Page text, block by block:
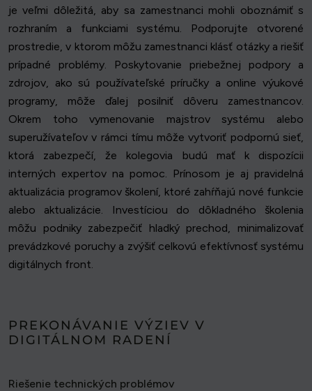
je veľmi dôležitá, aby sa zamestnanci mohli oboznámiť s
rozhraním a funkciami systému. Podporujte otvorené
prostredie, v ktorom môžu zamestnanci klásť otázky a riešiť
prípadné problémy. Poskytovanie priebežnej podpory a
zdrojov, ako sú používateľské príručky a online výukové
programy, môže ďalej posilniť dôveru zamestnancov.
Okrem toho vymenovanie majstrov systému alebo
superužívateľov v rámci tímu môže vytvoriť podpornú sieť,
ktorá zabezpečí, že kolegovia budú mať k dispozícii
interných expertov na pomoc. Prínosom je aj pravidelná
aktualizácia programov školení, ktoré zahŕňajú nové funkcie
alebo aktualizácie. Investíciou do dôkladného školenia
môžu podniky zabezpečiť hladký prechod, minimalizovať
prevádzkové poruchy a zvýšiť celkovú efektívnosť systému
digitálnych front.
PREKONÁVANIE VÝZIEV V
DIGITÁLNOM RADENÍ
Riešenie technických problémov